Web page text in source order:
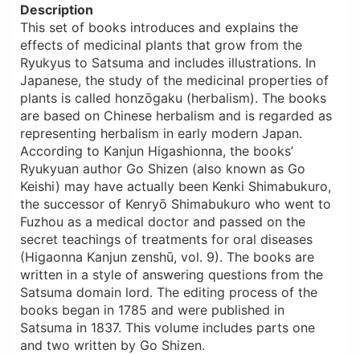
Description
This set of books introduces and explains the
effects of medicinal plants that grow from the
Ryukyus to Satsuma and includes illustrations. In
Japanese, the study of the medicinal properties of
plants is called honzōgaku (herbalism). The books
are based on Chinese herbalism and is regarded as
representing herbalism in early modern Japan.
According to Kanjun Higashionna, the books’
Ryukyuan author Go Shizen (also known as Go
Keishi) may have actually been Kenki Shimabukuro,
the successor of Kenryō Shimabukuro who went to
Fuzhou as a medical doctor and passed on the
secret teachings of treatments for oral diseases
(Higaonna Kanjun zenshū, vol. 9). The books are
written in a style of answering questions from the
Satsuma domain lord. The editing process of the
books began in 1785 and were published in
Satsuma in 1837. This volume includes parts one
and two written by Go Shizen.